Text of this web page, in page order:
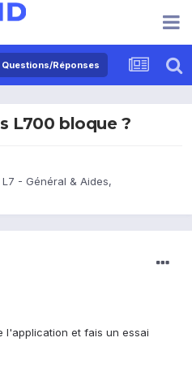
Questions/Réponses
L700 bloque ?
L7 - Général & Aides,
l'application et fais un essai